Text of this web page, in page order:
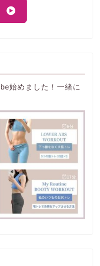
始めました！一緒に